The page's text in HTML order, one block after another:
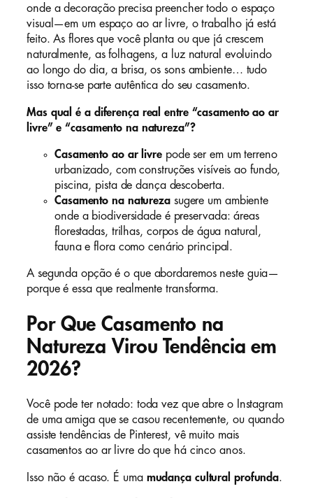
onde a decoração precisa preencher todo o espaço
visual—em um espaço ao ar livre, o trabalho já está
feito. As flores que você planta ou que já crescem
naturalmente, as folhagens, a luz natural evoluindo
ao longo do dia, a brisa, os sons ambiente… tudo
isso torna-se parte autêntica do seu casamento.
Mas qual é a diferença real entre “casamento ao ar
livre” e “casamento na natureza”?
Casamento ao ar livrepode ser em um terreno
urbanizado, com construções visíveis ao fundo,
piscina, pista de dança descoberta.
Casamento na naturezasugere um ambiente
onde a biodiversidade é preservada: áreas
florestadas, trilhas, corpos de água natural,
fauna e flora como cenário principal.
A segunda opção é o que abordaremos neste guia—
porque é essa que realmente transforma.
Por Que Casamento na
Natureza Virou Tendência em
2026?
Você pode ter notado: toda vez que abre o Instagram
de uma amiga que se casou recentemente, ou quando
assiste tendências de Pinterest, vê muito mais
casamentos ao ar livre do que há cinco anos.
Isso não é acaso. É uma mudança cultural profunda.